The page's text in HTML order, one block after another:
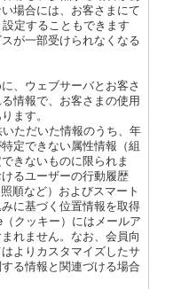
場合には、お客さまにて
定することもできます
が一部受けられなくなる
、ウェブサーバとお客さ
情報で、お客さまの使用
ます。
ただいた情報のうち、年
定できない属性情報（組
きないものに限られま
るユーザーの行動履歴
順など）およびスマート
に基づく位置情報を取得
クッキー）にはメールア
れません。なお、会員向
よりカスタマイズしたサ
る情報と関連づける場合